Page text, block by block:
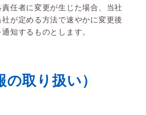
任者に変更が生じた場合、当社
が定める方法で速やかに変更後
知するものとします。
の取り扱い）